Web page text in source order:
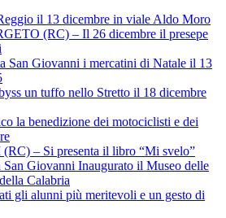
il 13 dicembre in viale Aldo Moro
(RC) – Il 26 dicembre il presepe
San Giovanni i mercatini di Natale il 13
un tuffo nello Stretto il 18 dicembre
la benedizione dei motociclisti e dei
– Si presenta il libro “Mi svelo”
Giovanni Inaugurato il Museo delle
Calabria
gli alunni più meritevoli e un gesto di